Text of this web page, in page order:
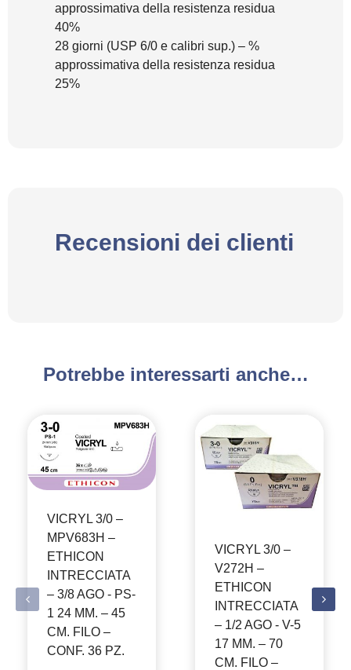
approssimativa della resistenza residua
40%
28 giorni (USP 6/0 e calibri sup.) – %
approssimativa della resistenza residua
25%
Recensioni dei clienti
Potrebbe interessarti anche…
VICRYL 3/0 –
MPV683H –
ETHICON
INTRECCIATA
– 3/8 AGO - PS-
1 24 MM. – 45
CM. FILO –
CONF. 36 PZ.
VICRYL 3/0 –
V272H –
ETHICON
INTRECCIATA
– 1/2 AGO - V-5
17 MM. – 70
CM. FILO –